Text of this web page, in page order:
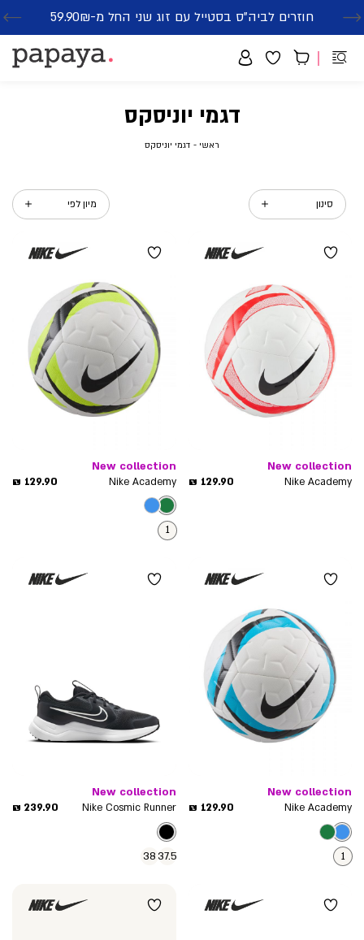
משלוח חינם בקנייה מעל 299₪ | זמני אספקה עד 5 ימי עסקים
חוזרים לביה"ס בסטייל עם זוג שני החל מ-59.90₪
סנדלים-הזדמנות אחרונה-החל מ-79.90₪
דגמי יוניסקס
ראשי ראשי
דגמי יוניסקסדגמי
סינון
New collection
Nike Academy
מחיר
129.90 ₪
New collection
Nike Academy
מחיר
129.90 ₪
1
New collection
Nike Academy
מחיר
129.90 ₪
1
New collection
Nike Cosmic Runner
מחיר
239.90 ₪
37.5
38